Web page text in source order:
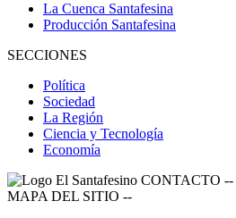
La Cuenca Santafesina
Producción Santafesina
SECCIONES
Política
Sociedad
La Región
Ciencia y Tecnología
Economía
CONTACTO --
MAPA DEL SITIO --